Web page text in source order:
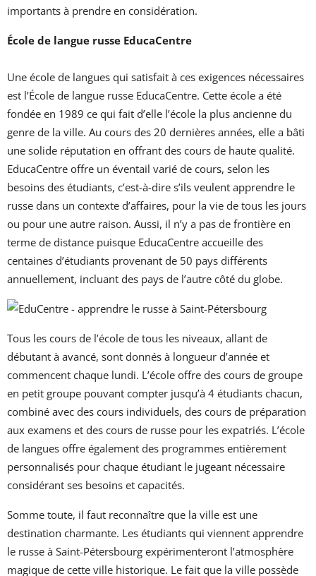
importants à prendre en considération.
École de langue russe EducaCentre
Une école de langues qui satisfait à ces exigences nécessaires
est l’École de langue russe EducaCentre. Cette école a été
fondée en 1989 ce qui fait d’elle l’école la plus ancienne du
genre de la ville. Au cours des 20 dernières années, elle a bâti
une solide réputation en offrant des cours de haute qualité.
EducaCentre offre un éventail varié de cours, selon les
besoins des étudiants, c’est-à-dire s’ils veulent apprendre le
russe dans un contexte d’affaires, pour la vie de tous les jours
ou pour une autre raison. Aussi, il n’y a pas de frontière en
terme de distance puisque EducaCentre accueille des
centaines d’étudiants provenant de 50 pays différents
annuellement, incluant des pays de l’autre côté du globe.
Tous les cours de l’école de tous les niveaux, allant de
débutant à avancé, sont donnés à longueur d’année et
commencent chaque lundi. L’école offre des cours de groupe
en petit groupe pouvant compter jusqu’à 4 étudiants chacun,
combiné avec des cours individuels, des cours de préparation
aux examens et des cours de russe pour les expatriés. L’école
de langues offre également des programmes entièrement
personnalisés pour chaque étudiant le jugeant nécessaire
considérant ses besoins et capacités.
Somme toute, il faut reconnaître que la ville est une
destination charmante. Les étudiants qui viennent apprendre
le russe à Saint-Pétersbourg expérimenteront l’atmosphère
magique de cette ville historique. Le fait que la ville possède